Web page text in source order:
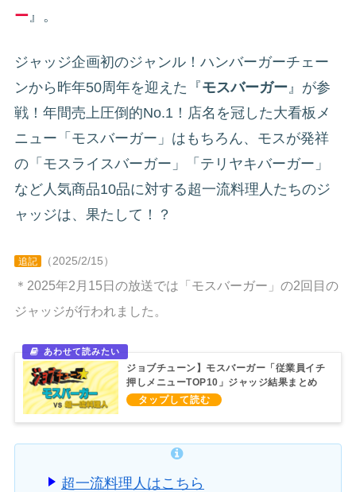
ー』。
ジャッジ企画初のジャンル！ハンバーガーチェー
ンから昨年50周年を迎えた『モスバーガー 』が参
戦！年間売上圧倒的No.1！店名を冠した大看板メ
ニュー「モスバーガー」はもちろん、モスが発祥
の「モスライスバーガー」「テリヤキバーガー」
など人気商品10品に対する超一流料理人たちのジ
ャッジは、果たして！？
追記 （2025/2/15）
＊2025年2月15日の放送では「モスバーガー」の2回目の
ジャッジが行われました。
ジョブチューン】モスバーガー「従業員イチ
押しメニューTOP10」ジャッジ結果まとめ
（2025/2/15）
超一流料理人はこちら